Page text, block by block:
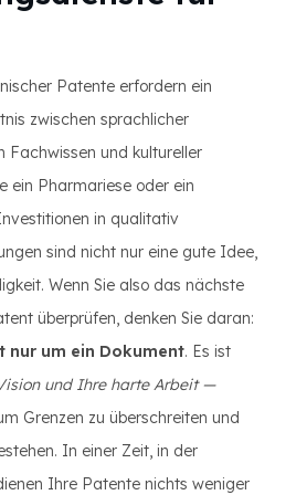
Patente erfordern ein
zwischen sprachlicher
Fachwissen und kultureller
ein Pharmariese oder ein
in qualitativ
sind nicht nur eine gute Idee,
Wenn Sie also das nächste
überprüfen, denken Sie daran:
nur um ein Dokument. Es ist
und Ihre harte Arbeit —
Grenzen zu überschreiten und
In einer Zeit, in der
Ihre Patente nichts weniger